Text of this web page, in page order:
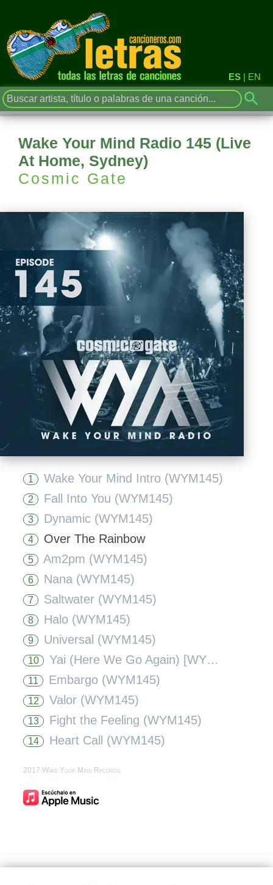
ES | EN
Wake Your Mind Radio 145 (Live
At Home, Sydney)
Cosmic Gate
1 Wake Your Mind Intro (WYM145)
2 Fall Into You (WYM145)
3 Dynamic (WYM145)
4 Over The Rainbow
5 Am2pm (WYM145)
6 Nana (WYM145)
7 Saltwater (WYM145)
8 Halo (WYM145)
9 Universal (WYM145)
10 Yai (Here We Go Again) [WYM145]
11 Embargo (WYM145)
12 Valor (WYM145)
13 Fight the Feeling (WYM145)
14 Heart Call (WYM145)
2017 Wake Your Mind Records